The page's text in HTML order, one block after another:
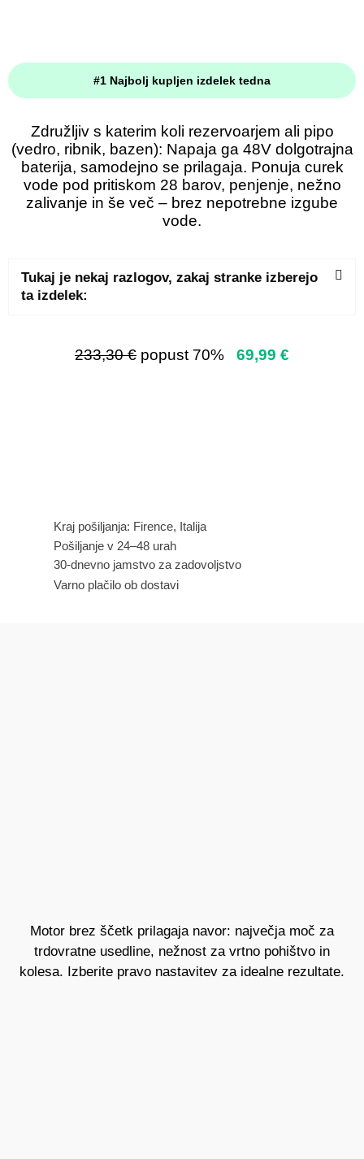
#1 Najbolj kupljen izdelek tedna
Združljiv s katerim koli rezervoarjem ali pipo
(vedro, ribnik, bazen): Napaja ga 48V dolgotrajna
baterija, samodejno se prilagaja. Ponuja curek
vode pod pritiskom 28 barov, penjenje, nežno
zalivanje in še več – brez nepotrebne izgube
vode.
Tukaj je nekaj razlogov, zakaj stranke izberejo
ta izdelek:
233,30 € popust 70% 69,99 €
Kraj pošiljanja: Firence, Italija
Pošiljanje v 24–48 urah
30-dnevno jamstvo za zadovoljstvo
Varno plačilo ob dostavi
Motor brez ščetk prilagaja navor: največja moč za
trdovratne usedline, nežnost za vrtno pohištvo in
kolesa. Izberite pravo nastavitev za idealne rezultate.